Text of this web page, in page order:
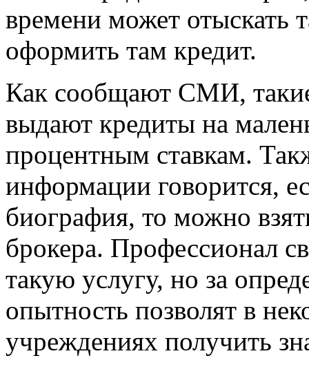
времени может отыскать
оформить там кредит.
Как сообщают СМИ,
выдают кредиты на
процентным ставкам.
информации говорится,
биография, то можно
брокера. Профессионал
такую услугу, но за
опытность позволят в
учреждениях получить